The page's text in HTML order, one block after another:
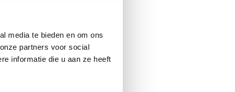
media te bieden en om ons
partners voor social
informatie die u aan ze heeft
dezelfde dag.